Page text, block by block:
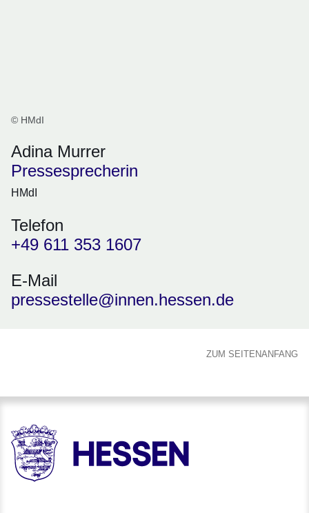
© HMdI
Adina Murrer
Pressesprecherin
HMdI
Telefon
+49 611 353 1607
E-Mail
pressestelle@innen.hessen.de
ZUM SEITENANFANG
HESSEN - Hessische Landesregierung